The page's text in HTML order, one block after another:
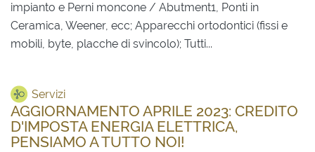
impianto e Perni moncone / Abutment1, Ponti in
Ceramica, Weener, ecc; Apparecchi ortodontici (fissi e
mobili, byte, placche di svincolo); Tutti...
Servizi
AGGIORNAMENTO APRILE 2023: CREDITO
D'IMPOSTA ENERGIA ELETTRICA,
PENSIAMO A TUTTO NOI!